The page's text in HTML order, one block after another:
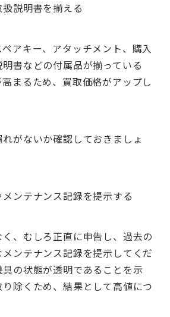
説明書を揃える
アキー、アタッチメント、購入
書などの付属品が揃っている
まるため、買取価格がアップし
がないか確認しておきましょ
ンテナンス記録を提示する
、むしろ正直に申告し、過去の
ンテナンス記録を提示してくだ
の状態が透明であることを示
除くため、結果として高値につ